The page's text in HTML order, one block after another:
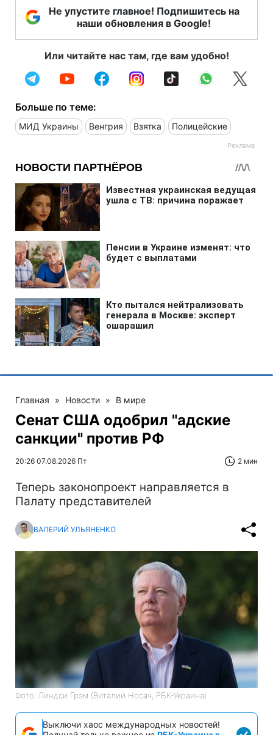
Не упустите главное! Подпишитесь на
наши обновления в Google!
Или читайте нас там, где вам удобно!
Больше по теме:
МИД Украины Венгрия Взятка Полицейские
Главная » Новости » В мире
Сенат США одобрил "адские
санкции" против РФ
20:26 07.08.2026 Пт 2 мин
Теперь законопроект направляется в
Палату представителей
ВАЛЕРИЙ УЛЬЯНЕНКО
Фото: Линдси Грэм (Виталий Носач, РБК-Украина)
Выключи хаос международных новостей!